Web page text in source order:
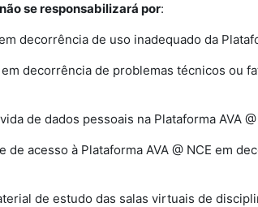
não se responsabilizará por:
decorrência de uso inadequado da
decorrência de problemas técnicos ou
de dados pessoais na Plataforma AVA
de acesso à Plataforma AVA @ NCE em
de estudo das salas virtuais de